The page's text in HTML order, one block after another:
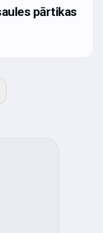
pārtikas